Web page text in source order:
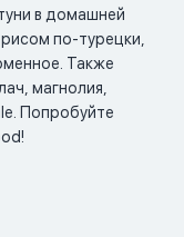
в домашней
по-турецки,
Также
магнолия,
Попробуйте